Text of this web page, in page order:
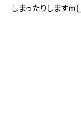
しまったりします